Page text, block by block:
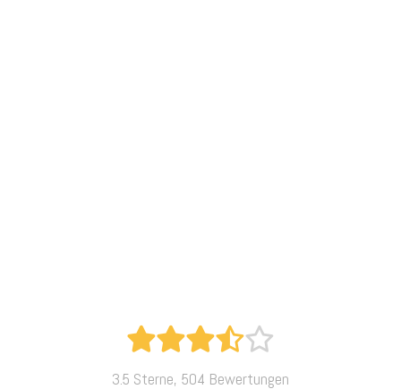
3.5 Sterne, 504 Bewertungen